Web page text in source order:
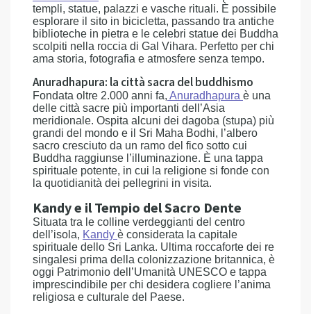
templi, statue, palazzi e vasche rituali. È possibile
esplorare il sito in bicicletta, passando tra antiche
biblioteche in pietra e le celebri statue dei Buddha
scolpiti nella roccia di Gal Vihara. Perfetto per chi
ama storia, fotografia e atmosfere senza tempo.
Anuradhapura: la città sacra del buddhismo
Fondata oltre 2.000 anni fa, Anuradhapura è una
delle città sacre più importanti dell’Asia
meridionale. Ospita alcuni dei dagoba (stupa) più
grandi del mondo e il Sri Maha Bodhi, l’albero
sacro cresciuto da un ramo del fico sotto cui
Buddha raggiunse l’illuminazione. È una tappa
spirituale potente, in cui la religione si fonde con
la quotidianità dei pellegrini in visita.
Kandy e il Tempio del Sacro Dente
Situata tra le colline verdeggianti del centro
dell’isola, Kandy è considerata la capitale
spirituale dello Sri Lanka. Ultima roccaforte dei re
singalesi prima della colonizzazione britannica, è
oggi Patrimonio dell’Umanità UNESCO e tappa
imprescindibile per chi desidera cogliere l’anima
religiosa e culturale del Paese.